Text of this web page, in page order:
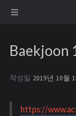
Baekjoon
작성일 2019년 10월
https://